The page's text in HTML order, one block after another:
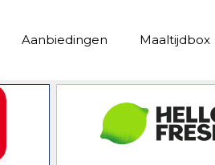
Aanbiedingen Maaltijdbox